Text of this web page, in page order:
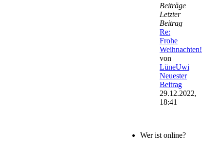
Beiträge
Letzter
Beitrag
Re:
Frohe
Weihnachten!
von
LüneUwi
Neuester
Beitrag
29.12.2022,
18:41
Wer ist online?